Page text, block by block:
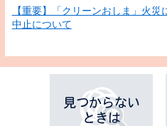
【重要】「クリーンおしま」火
中止について